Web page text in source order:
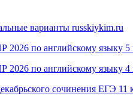
варианты russkiykim.ru
2026 по английскому языку 5
2026 по английскому языку 4
сочинения ЕГЭ 11